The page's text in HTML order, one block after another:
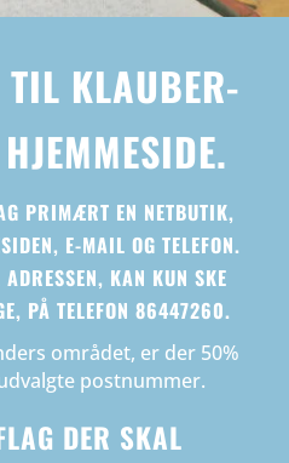
TIL KLAUBER-
PRIMÆRT EN NETBUTIK,
E-MAIL OG TELEFON.
KAN KUN SKE
PÅ TELEFON 86447260.
området, er der 50%
postnummer.
DER SKAL